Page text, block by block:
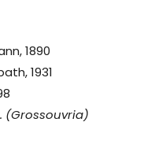
1890
1931
(Grossouvria)